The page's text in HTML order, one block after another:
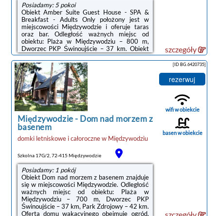
Posiadamy: 5 pokoi
Obiekt Amber Suite Guest House - SPA &
Breakfast - Adults Only położony jest w
miejscowości Międzywodzie i oferuje taras
oraz bar. Odległość ważnych miejsc od
obiektu: Plaża w Międzywodziu – 800 m,
Dworzec PKP Świnoujście – 37 km. Obiekt
zapewnia bezpłatne Wi-Fi we wszystkich
pomieszczeniach. Na terenie obiektu
dostępny jest też prywatny parking.W
obiekcie zapewniono telewizor z płaskim
ekranem oraz prywatną łazienkę z
bezpłatnym zestawem kosmetyków,
suszarką do włosów i prysznicem.
Wyposażenie obejmuje także lodówkę i
czajnik.Na miejscu serwowane jest śniadanie
...
szczegóły
Międzywodzie- Dom nad morzem z
basenem
domki letniskowe i całorocznew Międzywodziu
Szkolna 17G/2, 72-415 Międzywodzie
Posiadamy: 1 pokój
Obiekt Dom nad morzem z basenem znajduje
się w miejscowości Międzywodzie. Odległość
ważnych miejsc od obiektu: Plaża w
Międzywodziu – 700 m, Dworzec PKP
Świnoujście – 37 km, Park Zdrojowy – 42 km.
Oferta domu wakacyjnego obejmuje ogród,
[ID BG.6420735]
rezerwuj
wifi w obiekcie
basen w obiekcie